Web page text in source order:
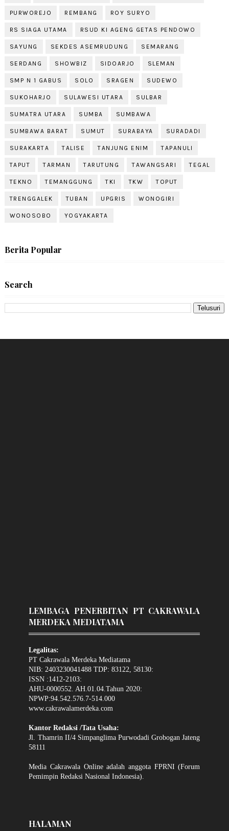
PURWOREJO REMBANG ROY SURYO
RS SIAGA UTAMA RSUD KI AGENG GETAS PENDOWO
SAYUNG SEKDES ASEMRUDUNG SEMARANG
SERDANG SHOWBIZ SIDOARJO SLEMAN
SMP N 1 GABUS SOLO SRAGEN SUDEWO
SUKOHARJO SULAWESI UTARA SULBAR
SUMATRA UTARA SUMBA SUMBAWA
SUMBAWA BARAT SUMUT SURABAYA SURADADI
SURAKARTA TALISE TANJUNG ENIM TAPANULI
TAPUT TARMAN TARUTUNG TAWANGSARI TEGAL
TEKNO TEMANGGUNG TKI TKW TOPUT
TRENGGALEK TUBAN UPGRIS WONOGIRI
WONOSOBO YOGYAKARTA
Berita Popular
Search
LEMBAGA PENERBITAN PT CAKRAWALA
MERDEKA MEDIATAMA
Legalitas:
PT Cakrawala Merdeka Mediatama
NIB: 2403230041488 TDP: 83122, 58130:
ISSN :1412-2103:
AHU-0000552. AH.01.04.Tahun 2020:
NPWP:94.542.576.7-514.000
www.cakrawalamerdeka.com
Kantor Redaksi /Tata Usaha:
Jl. Thamrin II/4 Simpanglima Purwodadi Grobogan Jateng
58111
Media Cakrawala Online adalah anggota FPRNI (Forum
Pemimpin Redaksi Nasional Indonesia).
HALAMAN